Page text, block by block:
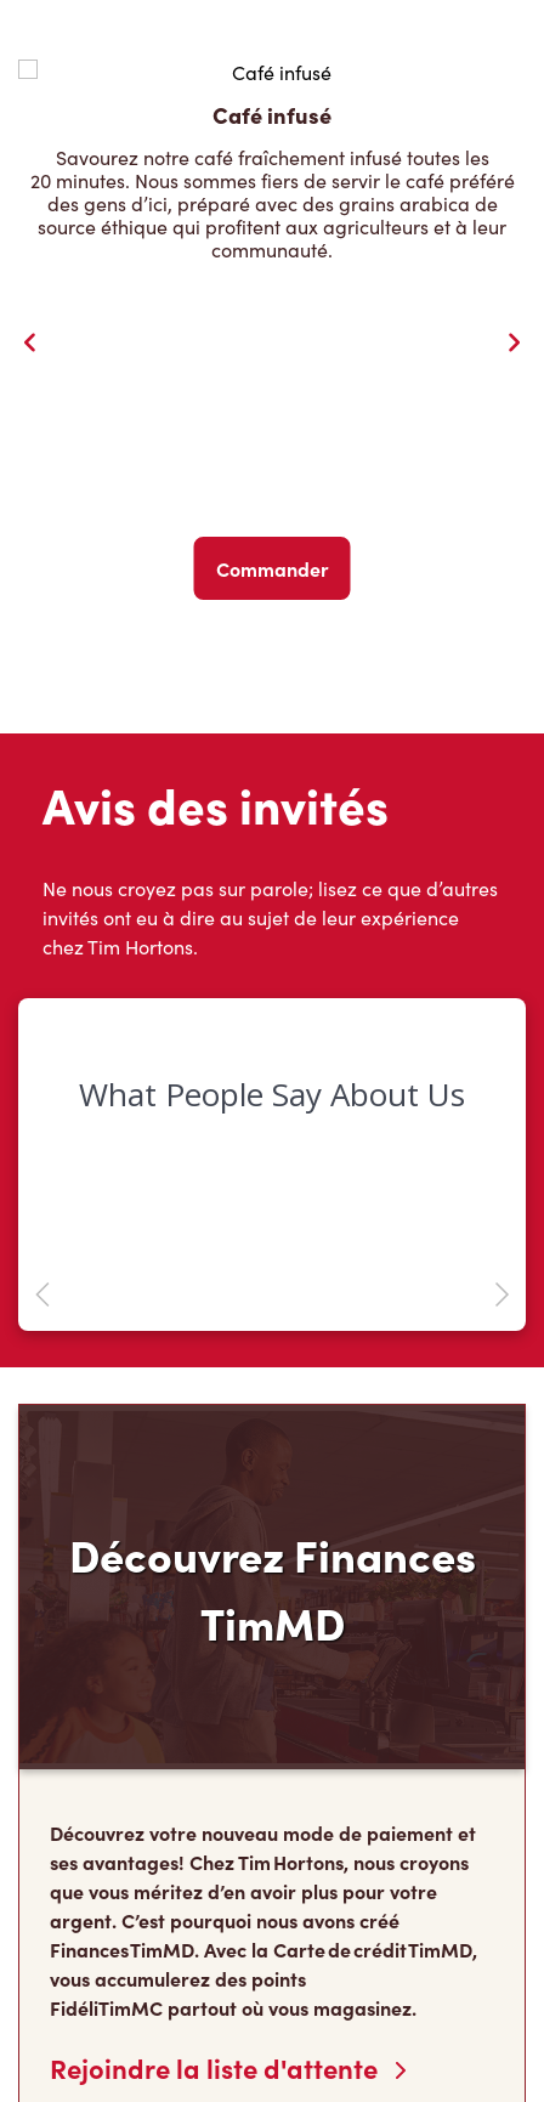
Café infusé
Savourez notre café fraîchement infusé toutes les
20 minutes. Nous sommes fiers de servir le café préféré
des gens d’ici, préparé avec des grains arabica de
source éthique qui profitent aux agriculteurs et à leur
communauté.
Commander
Avis des invités
Ne nous croyez pas sur parole; lisez ce que d’autres
invités ont eu à dire au sujet de leur expérience
chez Tim Hortons.
Découvrez Finances
TimMD
Découvrez votre nouveau mode de paiement et
ses avantages! Chez Tim Hortons, nous croyons
que vous méritez d’en avoir plus pour votre
argent. C’est pourquoi nous avons créé
Finances TimMD. Avec la Carte de crédit TimMD,
vous accumulerez des points
FidéliTimMC partout où vous magasinez.
Rejoindre la liste d'attente